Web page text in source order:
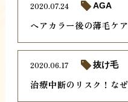
ヘアカラー後の薄毛ケ
2020.07.24 AGA
治療中断のリスク！な
2020.06.17 抜け毛